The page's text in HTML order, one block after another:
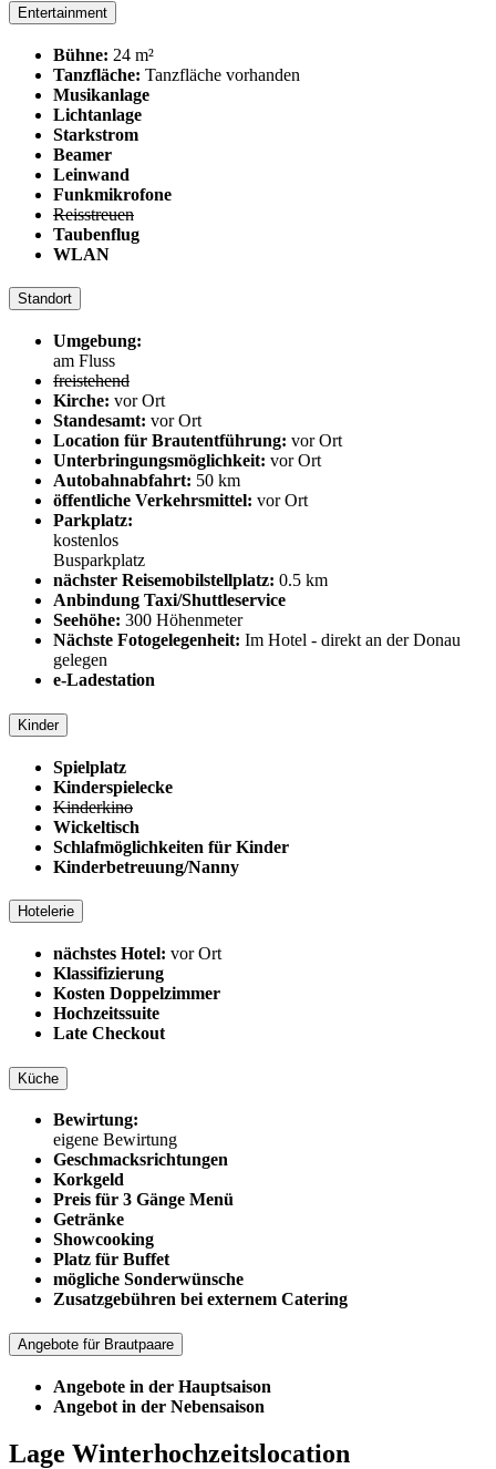
Entertainment
Bühne: 24 m²
Tanzfläche: Tanzfläche vorhanden
Musikanlage
Lichtanlage
Starkstrom
Beamer
Leinwand
Funkmikrofone
Reisstreuen
Taubenflug
WLAN
Standort
Umgebung:
am Fluss
freistehend
Kirche: vor Ort
Standesamt: vor Ort
Location für Brautentführung: vor Ort
Unterbringungsmöglichkeit: vor Ort
Autobahnabfahrt: 50 km
öffentliche Verkehrsmittel: vor Ort
Parkplatz:
kostenlos
Busparkplatz
nächster Reisemobilstellplatz: 0.5 km
Anbindung Taxi/Shuttleservice
Seehöhe: 300 Höhenmeter
Nächste Fotogelegenheit: Im Hotel - direkt an der Donau
gelegen
e-Ladestation
Kinder
Spielplatz
Kinderspielecke
Kinderkino
Wickeltisch
Schlafmöglichkeiten für Kinder
Kinderbetreuung/Nanny
Hotelerie
nächstes Hotel: vor Ort
Klassifizierung
Kosten Doppelzimmer
Hochzeitssuite
Late Checkout
Küche
Bewirtung:
eigene Bewirtung
Geschmacksrichtungen
Korkgeld
Preis für 3 Gänge Menü
Getränke
Showcooking
Platz für Buffet
mögliche Sonderwünsche
Zusatzgebühren bei externem Catering
Angebote für Brautpaare
Angebote in der Hauptsaison
Angebot in der Nebensaison
Lage Winterhochzeitslocation